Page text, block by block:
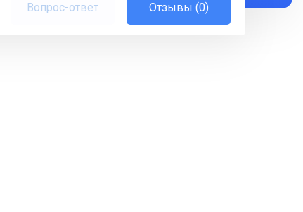
Вопрос-ответ Отзывы (0)